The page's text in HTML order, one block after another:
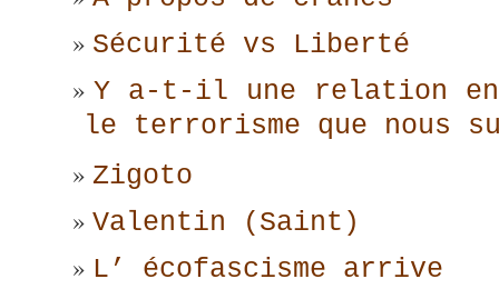
Sécurité vs Liberté
Y a-t-il une relation
le terrorisme que nous
Zigoto
Valentin (Saint)
L’ écofascisme arrive